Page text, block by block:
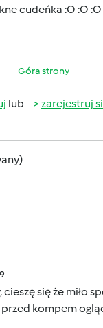
cudeńka :O :O
Góra strony
lub zarejestruj
się że miło
kompem